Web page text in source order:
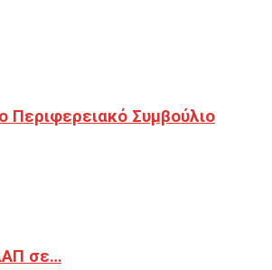
Περιφερειακό Συμβούλιο
σε…